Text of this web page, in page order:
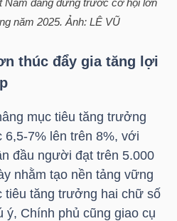
Nam đang đứng trước cơ hội lớn
năm 2025. Ảnh: LÊ VŨ
thúc đẩy gia tăng lợi
mục tiêu tăng trưởng
7% lên trên 8%, với
đầu người đạt trên 5.000
nhằm tạo nền tảng vững
tăng trưởng hai chữ số
Chính phủ cũng giao cụ